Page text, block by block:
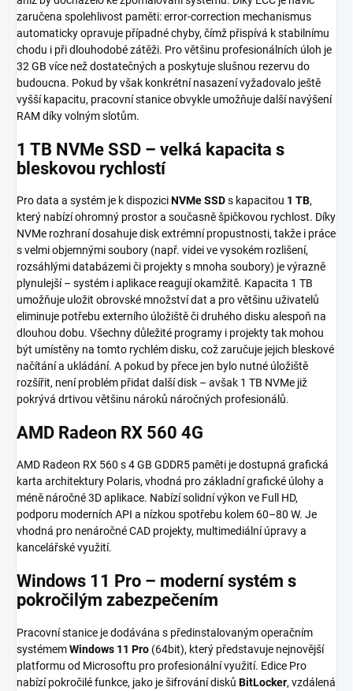
zaručena spolehlivost paměti: error-correction mechanismus
automaticky opravuje případné chyby, čímž přispívá k stabilnímu
chodu i při dlouhodobé zátěži. Pro většinu profesionálních úloh je
32 GB více než dostatečných a poskytuje slušnou rezervu do
budoucna. Pokud by však konkrétní nasazení vyžadovalo ještě
vyšší kapacitu, pracovní stanice obvykle umožňuje další navýšení
RAM díky volným slotům.
1 TB NVMe SSD – velká kapacita s
bleskovou rychlostí
Pro data a systém je k dispoziciNVMe SSDs kapacitou 1 TB,
který nabízí ohromný prostor a současně špičkovou rychlost. Díky
NVMe rozhraní dosahuje disk extrémní propustnosti, takže i práce
s velmi objemnými soubory (např. videi ve vysokém rozlišení,
rozsáhlými databázemi či projekty s mnoha soubory) je výrazně
plynulejší – systém i aplikace reagují okamžitě. Kapacita 1 TB
umožňuje uložit obrovské množství dat a pro většinu uživatelů
eliminuje potřebu externího úložiště či druhého disku alespoň na
dlouhou dobu. Všechny důležité programy i projekty tak mohou
být umístěny na tomto rychlém disku, což zaručuje jejich bleskové
načítání a ukládání. A pokud by přece jen bylo nutné úložiště
rozšířit, není problém přidat další disk – avšak 1 TB NVMe již
pokrývá drtivou většinu nároků náročných profesionálů.
AMD Radeon RX 560 4G
AMD Radeon RX 560 s 4 GB GDDR5 paměti je dostupná grafická
karta architektury Polaris, vhodná pro základní grafické úlohy a
méně náročné 3D aplikace. Nabízí solidní výkon ve Full HD,
podporu moderních API a nízkou spotřebu kolem 60–80 W. Je
vhodná pro nenáročné CAD projekty, multimediální úpravy a
kancelářské využití.
Windows 11 Pro – moderní systém s
pokročilým zabezpečením
Pracovní stanice je dodávána s předinstalovaným operačním
systémemWindows 11 Pro (64bit), který představuje nejnovější
platformu od Microsoftu pro profesionální využití. Edice Pro
nabízí pokročilé funkce, jako je šifrování disků BitLocker, vzdálená